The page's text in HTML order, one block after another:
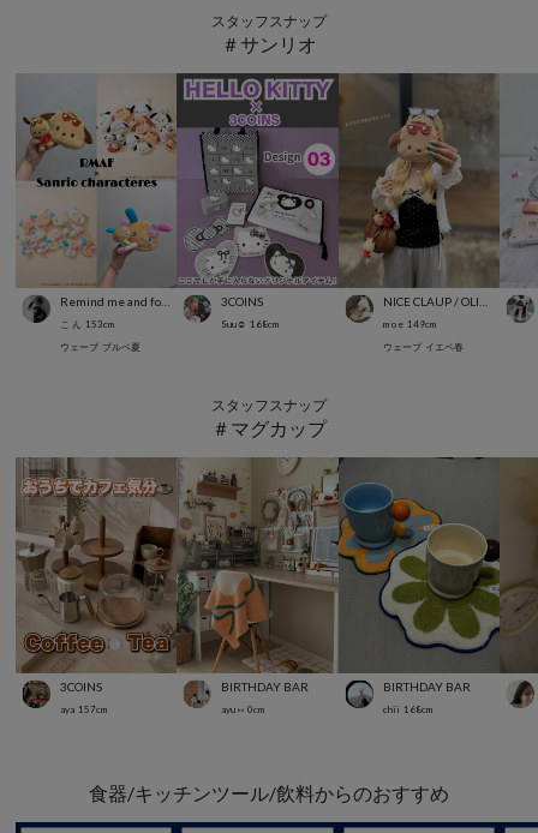
スタッフスナップ
＃サンリオ
こ ん 153cm
ウェーブ ブルベ夏
3COINS
Suu☺︎ 168cm m o e 149cm
ウェーブ イエベ春
スタッフスナップ
＃マグカップ
3COINS
aya 157cm
BIRTHDAY BAR
ayu ⑅ 0cm
BIRTHDAY BAR
chii 168cm
食器/キッチンツール/飲料からのおすすめ